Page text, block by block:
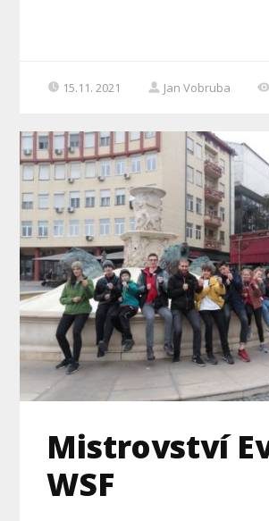
15.11. 2021 Jan Vobruba
Mistrovství
WSF